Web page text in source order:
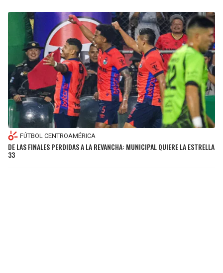
FÚTBOL CENTROAMÉRICA
DE LAS FINALES PERDIDAS A LA REVANCHA: MUNICIPAL QUIERE LA ESTRELLA
33